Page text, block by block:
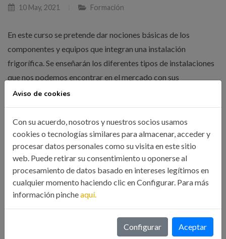
10 May, 2021 Formación
En este curso se pretende dar nociones básicas de los
componentes y equipos que integran una instalación
frigorífica. Se enseñarán los diferentes tipos de instalaciones
que nos podemos encontrar en el mercado con sus
características fundamentales.
Aviso de cookies
Con su acuerdo, nosotros y nuestros socios usamos
cookies o tecnologías similares para almacenar, acceder y
procesar datos personales como su visita en este sitio
web. Puede retirar su consentimiento u oponerse al
procesamiento de datos basado en intereses legítimos en
cualquier momento haciendo clic en Configurar. Para más
información pincheaquí.
Configurar Aceptar